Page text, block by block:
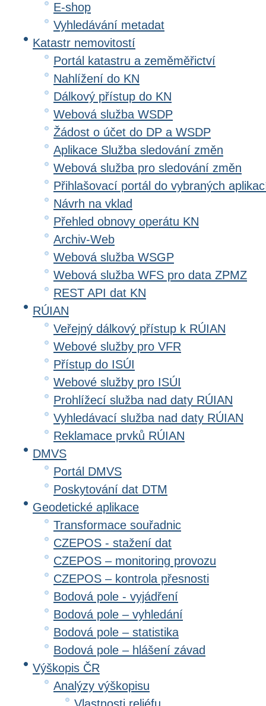
E-shop
Vyhledávání metadat
Katastr nemovitostí
Portál katastru a zeměměřictví
Nahlížení do KN
Dálkový přístup do KN
Webová služba WSDP
Žádost o účet do DP a WSDP
Aplikace Služba sledování změn
Webová služba pro sledování změn
Přihlašovací portál do vybraných
Návrh na vklad
Přehled obnovy operátu KN
Archiv-Web
Webová služba WSGP
Webová služba WFS pro data ZPMZ
REST API dat KN
RÚIAN
Veřejný dálkový přístup k RÚIAN
Webové služby pro VFR
Přístup do ISÚI
Webové služby pro ISÚI
Prohlížecí služba nad daty RÚIAN
Vyhledávací služba nad daty RÚIAN
Reklamace prvků RÚIAN
DMVS
Portál DMVS
Poskytování dat DTM
Geodetické aplikace
Transformace souřadnic
CZEPOS - stažení dat
CZEPOS – monitoring provozu
CZEPOS – kontrola přesnosti
Bodová pole - vyjádření
Bodová pole – vyhledání
Bodová pole – statistika
Bodová pole – hlášení závad
Výškopis ČR
Analýzy výškopisu